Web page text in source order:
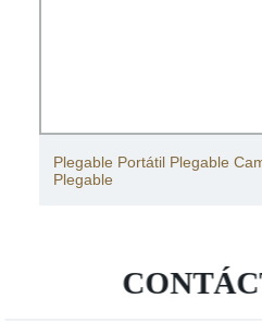
Plegable Portátil Plegable
Plegable